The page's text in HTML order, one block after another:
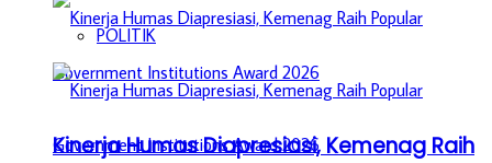
Kinerja Humas Diapresiasi, Kemenag Raih
POLITIK